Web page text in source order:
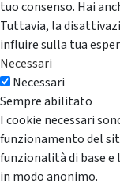
tuo consenso. Hai
Tuttavia, la
influire sulla tua
Necessari
Necessari
Sempre abilitato
I cookie necessari
funzionamento del
funzionalità di base
in modo anonimo.